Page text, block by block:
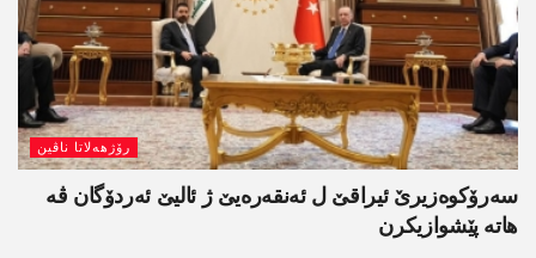
رۆژھەلاتا ناڤین
سەرۆکوەزیرێ ئیراقێ ل ئەنقەرەیێ ژ ئالیێ ئەردۆگان ڤە
ھاتە پێشوازیکرن